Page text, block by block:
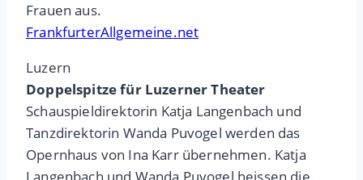
Frauen aus.
FrankfurterAllgemeine.net
Luzern
Doppelspitze für Luzerner Theater
Schauspieldirektorin Katja Langenbach und
Tanzdirektorin Wanda Puvogel werden das
Opernhaus von Ina Karr übernehmen. Katja